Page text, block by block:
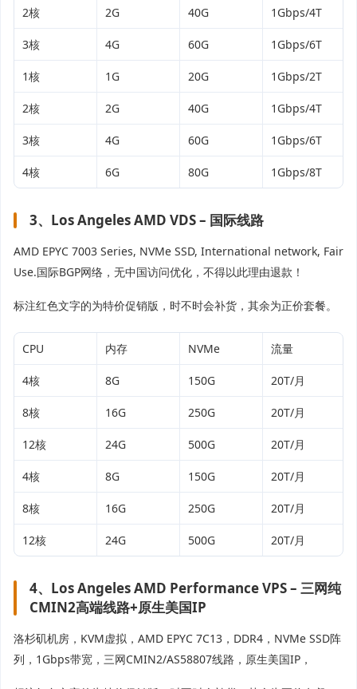
2核 2G 40G 1Gbps/4T
3核 4G 60G 1Gbps/6T
1核 1G 20G 1Gbps/2T
2核 2G 40G 1Gbps/4T
3核 4G 60G 1Gbps/6T
4核 6G 80G 1Gbps/8T
3、Los Angeles AMD VDS – 国际线路
AMD EPYC 7003 Series, NVMe SSD, International network, Fair
Use.国际BGP网络，无中国访问优化，不得以此理由退款！
标注红色文字的为特价促销版，时不时会补货，其余为正价套餐。
CPU 内存 NVMe 流量
4核 8G 150G 20T/月
8核 16G 250G 20T/月
12核 24G 500G 20T/月
4核 8G 150G 20T/月
8核 16G 250G 20T/月
12核 24G 500G 20T/月
4、Los Angeles AMD Performance VPS – 三网纯
CMIN2高端线路+原生美国IP
洛杉矶机房，KVM虚拟，AMD EPYC 7C13，DDR4，NVMe SSD阵
列，1Gbps带宽，三网CMIN2/AS58807线路，原生美国IP，